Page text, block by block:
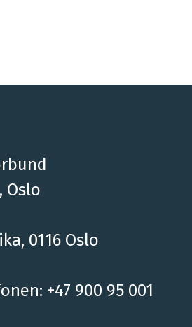
Oslo
0116 Oslo
+47 900 95 001